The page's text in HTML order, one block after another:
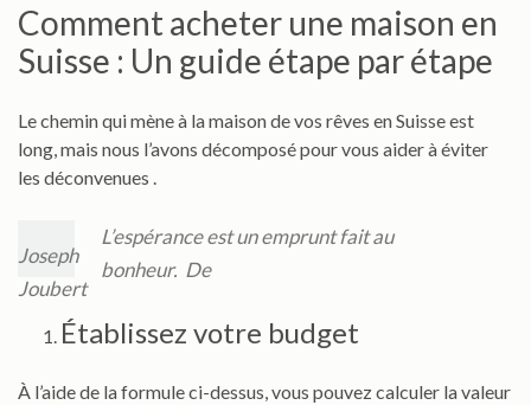
Comment acheter une maison en
Suisse : Un guide étape par étape
Le chemin qui mène à la maison de vos rêves en Suisse est
long, mais nous l’avons décomposé pour vous aider à éviter
les déconvenues .
L’espérance est un emprunt fait au
bonheur. De
Joseph
Joubert
Établissez votre budget
À l’aide de la formule ci-dessus, vous pouvez calculer la valeur